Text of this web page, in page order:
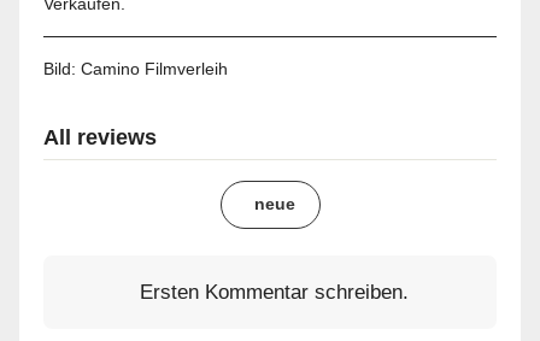
Bild:Camino Filmverleih
All reviews
neue
Ersten Kommentar schreiben.